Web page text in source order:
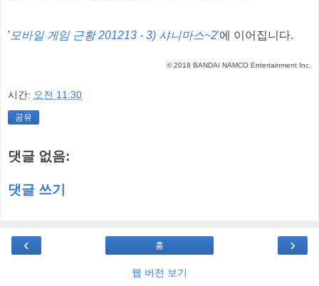
' 모바일 게임 근황 201213 - 3) 샤니마스~2'에 이어집니다.
© 2018 BANDAI NAMCO Entertainment Inc.
시간: 오전 11:30
공유
댓글 없음:
댓글 쓰기
‹ ›
홈
웹 버전 보기